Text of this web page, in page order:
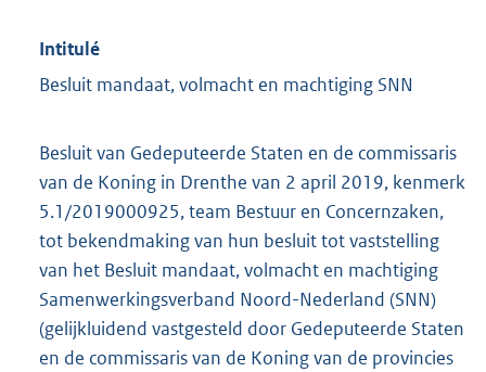
Intitulé
Besluit mandaat, volmacht en machtiging SNN
Besluit van Gedeputeerde Staten en de commissaris
van de Koning in Drenthe van 2 april 2019, kenmerk
5.1/2019000925, team Bestuur en Concernzaken,
tot bekendmaking van hun besluit tot vaststelling
van het Besluit mandaat, volmacht en machtiging
Samenwerkingsverband Noord-Nederland (SNN)
(gelijkluidend vastgesteld door Gedeputeerde Staten
en de commissaris van de Koning van de provincies